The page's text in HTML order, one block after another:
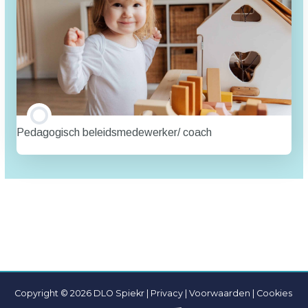
Pedagogisch beleidsmedewerker/ coach
TRAINING PROGRESSIE
Copyright © 2026 DLO Spiekr | Privacy | Voorwaarden Cookies